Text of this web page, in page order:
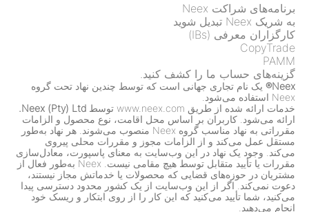
برنامه‌های شراکت Neex
به شریک Neex تبدیل شوید
کارگزاران معرفی (IBs)
CopyTrade
PAMM
گزینه‌های حساب ما را کشف کنید.
Neex®
یک نام تجاری جهانی است که توسط چندین نهاد تحت گروه
Neex استفاده می‌شود.
خدمات ارائه شده از طریق www.neex.com توسط
Neex (Pty) Ltd.
ارائه می‌شود. کاربران بر اساس محل اقامت، نوع محصول و الزامات
مقرراتی به نهاد مناسب گروه Neex منصوب می‌شوند. هر نهاد به‌طور
مستقل عمل می‌کند و از الزامات مجوز و مقررات محلی پیروی
می‌کند. وجود یک نهاد در این وب‌سایت به معنای پاسپورت، معادل‌سازی
مقررات یا تأیید متقابل توسط هیچ مقامی نیست. Neex به‌طور فعال از
مشتریان در حوزه‌های قضایی که محصولات یا خدماتش مجاز نیستند،
دعوت نمی‌کند. اگر از این وب‌سایت از یک کشور محدود دسترسی پیدا
می‌کنید، شما تأیید می‌کنید که این کار را از روی ابتکار و ریسک خود
انجام می‌دهید.